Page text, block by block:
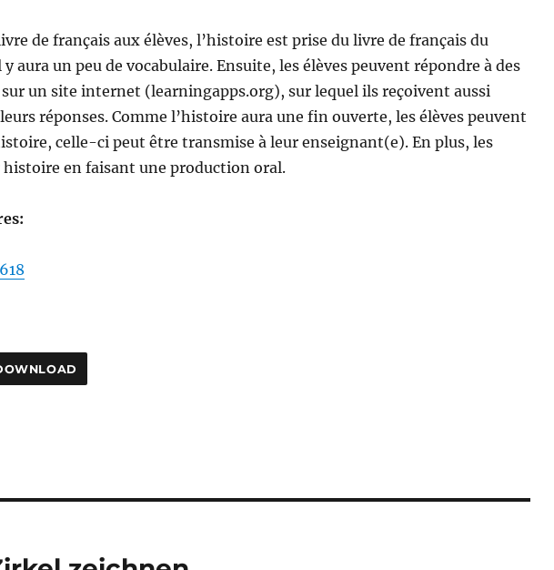
de français aux élèves, l’histoire est prise du livre de français du
aura un peu de vocabulaire. Ensuite, les élèves peuvent répondre à des
un site internet (learningapps.org), sur lequel ils reçoivent aussi
réponses. Comme l’histoire aura une fin ouverte, les élèves peuvent
celle-ci peut être transmise à leur enseignant(e). En plus, les
en faisant une production oral.